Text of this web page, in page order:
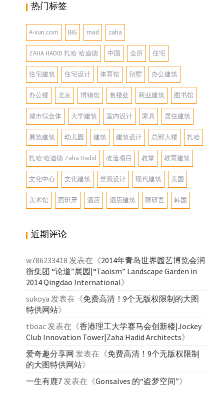
热门标签
A-xun.com BIG mad zaha
ZAHA HADID 扎哈·哈迪德 中国 会所 住宅
住宅建筑 住宅设计 体育馆 别墅 办公建筑
办公楼 北京 博物馆 售楼处 商业建筑 图书馆
城市综合体 大学建筑 室内设计 家具 居住建筑
展览建筑 幼儿园 建筑 建筑设计 总部大楼 扎哈
扎哈·哈迪德 Zaha Hadid 改造项目 教堂 教育建筑
文化中心 文化建筑 景观设计 现代建筑 美国
美术馆 西班牙 酒店 酒店建筑 隈研吾 韩国
近期评论
w786233418 发表在《2014年青岛世界园艺博览会润
衡集团 “论道”展园|“Taoism” Landscape Garden in
2014 Qingdao International》
sukoya 发表在《免费高清！9个无版权限制的大图
特供网站》
tboac发表在《香港理工大学赛马会创新楼|Jockey
Club Innovation Tower|Zaha Hadid Architects》
爱奇趣分享网 发表在《免费高清！9个无版权限制
的大图特供网站》
一生有鹿7发表在《Gonsalves 的“盗梦空间”》